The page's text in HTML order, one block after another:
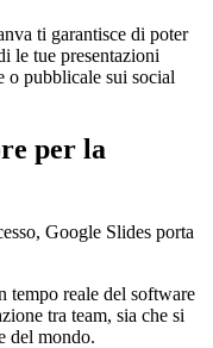
ti garantisce di poter
le tue presentazioni
o pubblicale sui social
per la
Google Slides porta
tempo reale del software
tra team, sia che si
del mondo.